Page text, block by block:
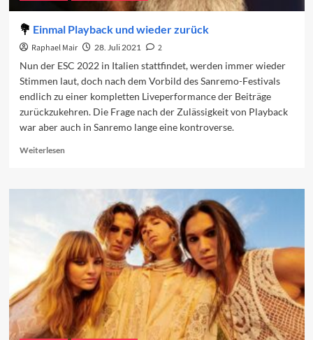
Einmal Playback und wieder zurück
Raphael Mair 28. Juli 2021
2
Nun der ESC 2022 in Italien stattfindet, werden immer wieder
Stimmen laut, doch nach dem Vorbild des Sanremo-Festivals
endlich zu einer kompletten Liveperformance der Beiträge
zurückzukehren. Die Frage nach der Zulässigkeit von Playback
war aber auch in Sanremo lange eine kontroverse.
WeiterlesenRead
Einmal
wieder
zurück